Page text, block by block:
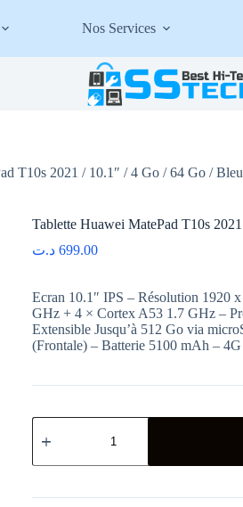
Nos Services
T10s 2021 / 10.1″ / 4 Go / 64 Go / Bleu
Tablette Huawei MatePad T10s
699.00 د.ت
Ecran 10.1″ IPS – Résolution 1920
GHz + 4 × Cortex A53 1.7 GHz –
Extensible Jusqu’à 512 Go via
(Frontale) – Batterie 5100 mAh –
quantité
de
Huawei
T10s